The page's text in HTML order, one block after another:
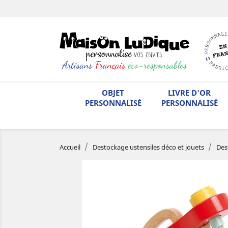
OBJET
PERSONNALISÉ
LIVRE D'OR
PERSONNALISÉ
Accueil Destockage ustensiles déco et jouets